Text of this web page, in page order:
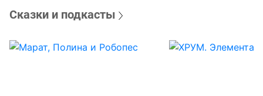
Сказки и подкасты